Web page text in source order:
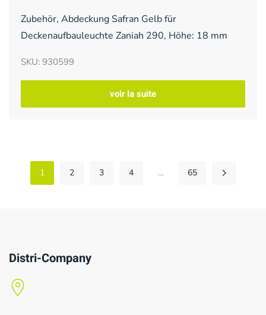
Zubehör, Abdeckung Safran Gelb für
Deckenaufbauleuchte Zaniah 290, Höhe: 18 mm
SKU: 930599
voir la suite
1 2 3 4 … 65
Distri-Company